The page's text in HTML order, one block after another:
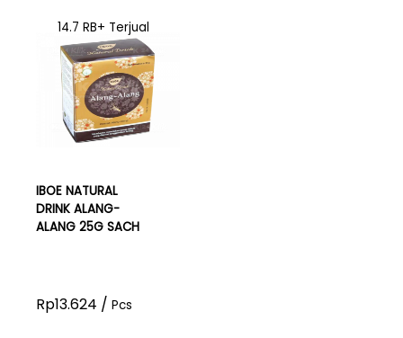
14.7 RB+ Terjual
IBOE NATURAL
DRINK ALANG-
ALANG 25G SACH
Rp13.624 / Pcs